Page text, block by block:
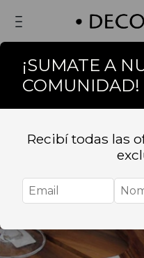
¡SUMATE A
COMUNIDAD!
Recibí todas las